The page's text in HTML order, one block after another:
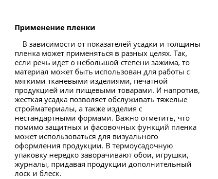
Применение пленки
В зависимости от показателей усадки и толщины
пленка может применяться в разных целях. Так,
если речь идет о небольшой степени зажима, то
материал может быть использован для работы с
мягкими тканевыми изделиями, печатной
продукцией или пищевыми товарами. И напротив,
жесткая усадка позволяет обслуживать тяжелые
стройматериалы, а также изделия с
нестандартными формами. Важно отметить, что
помимо защитных и фасовочных функций пленка
может использоваться для визуального
оформления продукции. В термоусадочную
упаковку нередко заворачивают обои, игрушки,
журналы, придавая продукции дополнительный
лоск и блеск.